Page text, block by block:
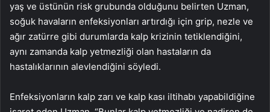
yaş ve üstünün risk grubunda olduğunu belirten Uzman,
soğuk havaların enfeksiyonları artırdığı için grip, nezle ve
ağır zatürre gibi durumlarda kalp krizinin tetiklendiğini,
aynı zamanda kalp yetmezliği olan hastaların da
hastalıklarının alevlendiğini söyledi.
Enfeksiyonların kalp zarı ve kalp kası iltihabı yapabildiğine